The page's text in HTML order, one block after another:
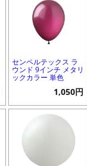
センペルテックス ラ
ウンド 9インチ メタリ
ックカラー 単色
1,050円